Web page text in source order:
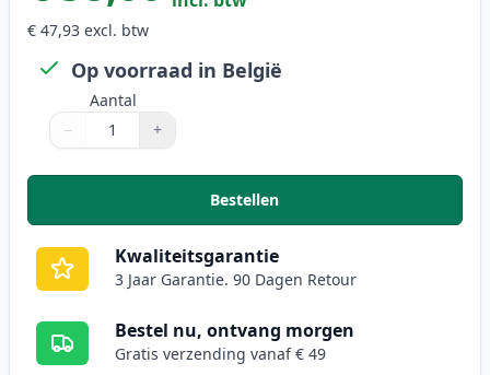
€ 47,93 excl. btw
Op voorraad in België
Aantal
Aantal
Gebruik de knoppen om aan te passen
− +
Aantal 1
Bestellen
,5 stuks Epson 34XL
Kwaliteitsgarantie
3 Jaar Garantie. 90 Dagen Retour
Bestel nu, ontvang morgen
Gratis verzending vanaf € 49